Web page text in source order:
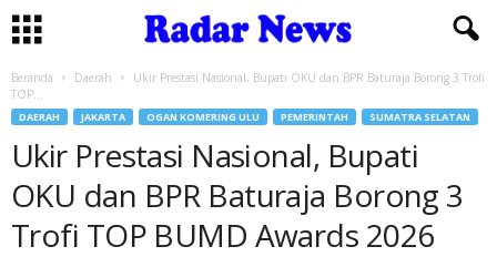
Beranda Daerah
Ukir Prestasi Nasional, Bupati OKU dan BPR Baturaja Borong 3 Trofi
TOP...
DAERAH JAKARTA OGAN KOMERING ULU PEMERINTAH SUMATRA SELATAN
Ukir Prestasi Nasional, Bupati
OKU dan BPR Baturaja Borong 3
Trofi TOP BUMD Awards 2026